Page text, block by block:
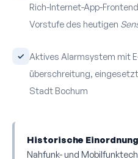
Rich-Internet-App-
Vorstufe des heutigen
Aktives Alarm­system mit
überschreitung,
Stadt Bochum
Historische
Nahfunk- und